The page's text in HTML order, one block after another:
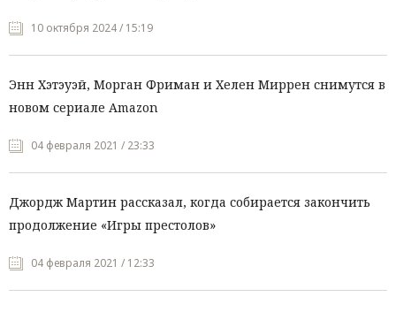
10 октября 2024 / 15:19
Энн Хэтэуэй, Морган Фриман и Хелен Миррен снимутся в
новом сериале Amazon
04 февраля 2021 / 23:33
Джордж Мартин рассказал, когда собирается закончить
продолжение «Игры престолов»
04 февраля 2021 / 12:33